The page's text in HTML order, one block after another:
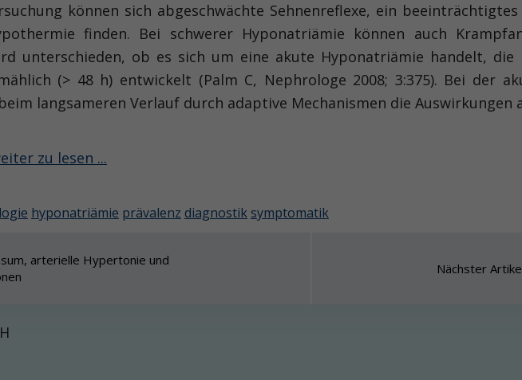
können sich abgeschwächte Sehnenreflexe, ein
finden. Bei schwerer Hyponatriämie können auch
unterschieden, ob es sich um eine akute Hyponatriämie handelt,
(> 48 h) entwickelt (Palm C, Nephrologe 2008; 3:375). Bei der
langsameren Verlauf durch adaptive Mechanismen die Auswirkungen
zu lesen ...
hyponatriämie prävalenz diagnostik symptomatik
arterielle Hypertonie und
Nächster